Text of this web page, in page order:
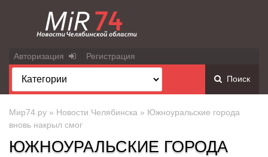
Авторизация Регистрация
Поиск
Мир74.ру » Новости Челябинска » Южноуральские города
вновь накрыл смог
ЮЖНОУРАЛЬСКИЕ ГОРОДА